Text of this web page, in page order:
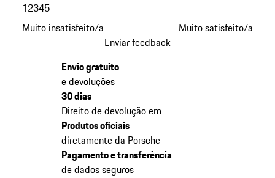
Muito insatisfeito/a
12345
Muito satisfeito/a
Enviar feedback
Envio gratuito
e devoluções
30 dias
Direito de devolução em
Produtos oficiais
diretamente da Porsche
Pagamento e transferência
de dados seguros